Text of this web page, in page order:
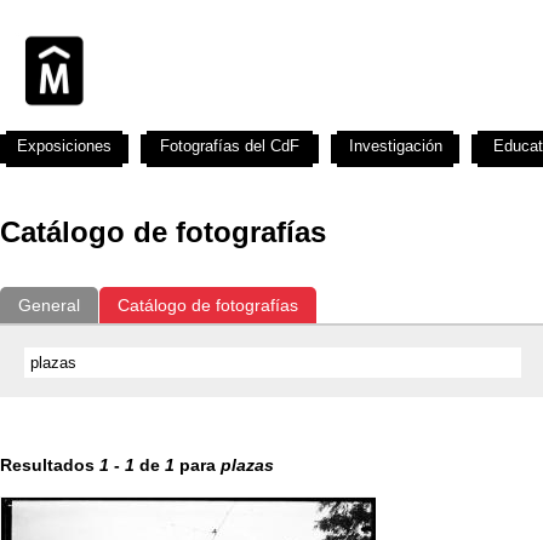
Catálogo de fotografías
General Catálogo de fotografías
Resultados 1 - 1 de 1 para plazas
Exposiciones Fotografías del CdF Investigación